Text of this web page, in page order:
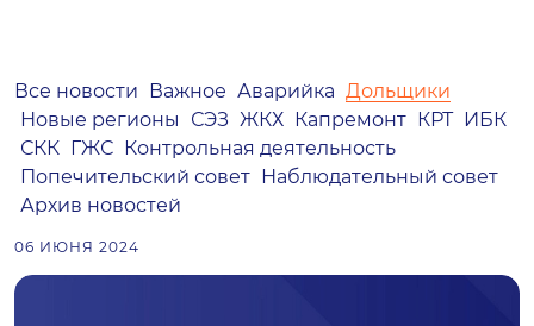
Все новости Важное Аварийка Дольщики
Новые регионы
СЭЗ ЖКХ Капремонт КРТ ИБК
СКК ГЖС Контрольная деятельность
Попечительский совет Наблюдательный совет
Архив новостей
06 ИЮНЯ 2024